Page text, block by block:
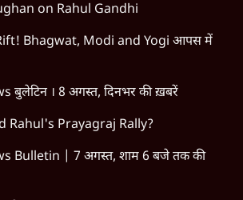
on Rahul Gandhi
Bhagwat, Modi and Yogi आपस में
बुलेटिन । 8 अगस्त, दिनभर की ख़बरें
Rahul's Prayagraj Rally?
Bulletin | 7 अगस्त, शाम 6 बजे तक की